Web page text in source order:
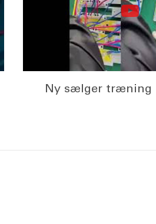
Ny sælger træning